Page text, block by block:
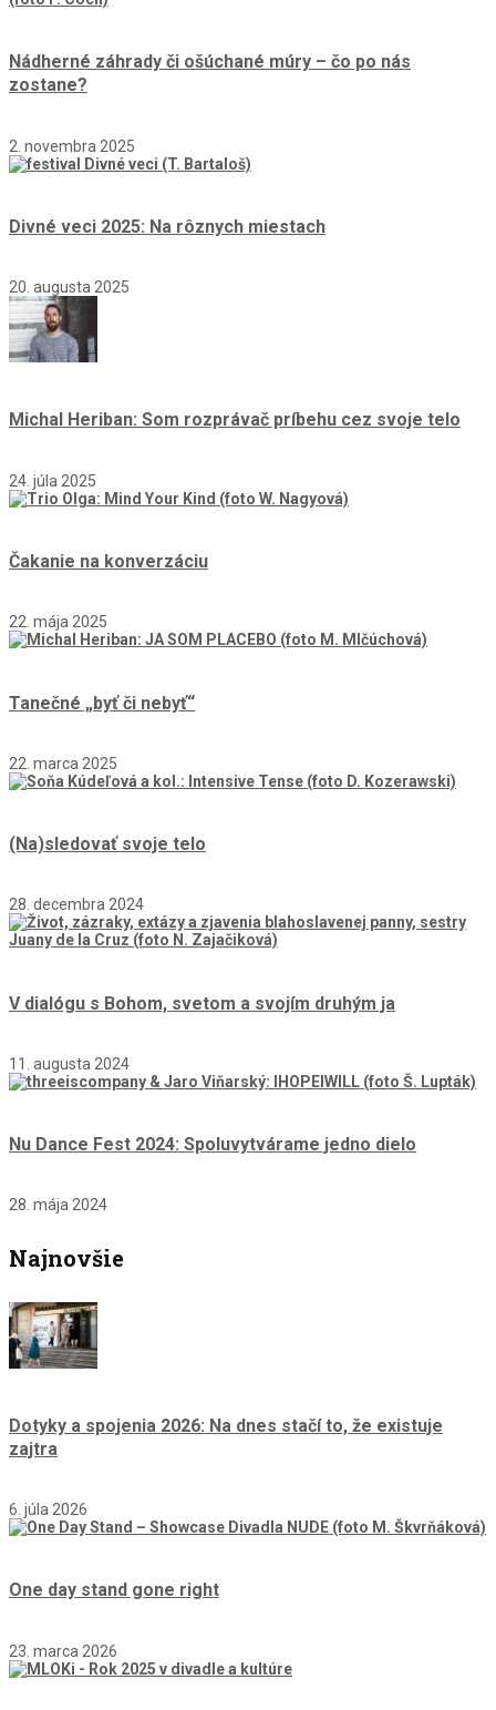
Nádherné záhrady či ošúchané múry – čo po nás
zostane?
2. novembra 2025
Divné veci 2025: Na rôznych miestach
20. augusta 2025
Michal Heriban: Som rozprávač príbehu cez svoje telo
24. júla 2025
Čakanie na konverzáciu
22. mája 2025
Tanečné „byť či nebyť“
22. marca 2025
(Na)sledovať svoje telo
28. decembra 2024
V dialógu s Bohom, svetom a svojím druhým ja
11. augusta 2024
Nu Dance Fest 2024: Spoluvytvárame jedno dielo
28. mája 2024
Najnovšie
Dotyky a spojenia 2026: Na dnes stačí to, že existuje
zajtra
6. júla 2026
One day stand gone right
23. marca 2026